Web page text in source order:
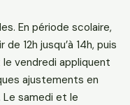
En période scolaire,
12h jusqu’à 14h, puis
vendredi appliquent
ajustements en
samedi et le